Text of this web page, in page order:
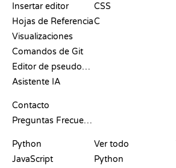
Insertar editor
Hojas de Referencia
Visualizaciones
Comandos de Git
Editor de pseudocódigo
Asistente IA
Contacto
Preguntas Frecuentes
CSS
C
Python
JavaScript
Ver todo
Python